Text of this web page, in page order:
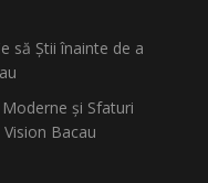
să Știi înainte de a
și Sfaturi
Bacau